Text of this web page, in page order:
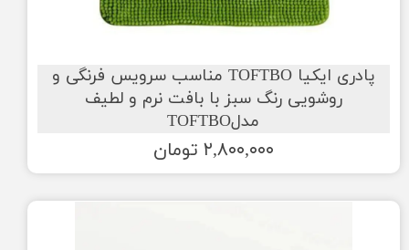
پادری ایکیا TOFTBO مناسب سرویس فرنگی و
روشویی رنگ سبز با بافت نرم و لطیف
مدلTOFTBO
۲,۸۰۰,۰۰۰ تومان